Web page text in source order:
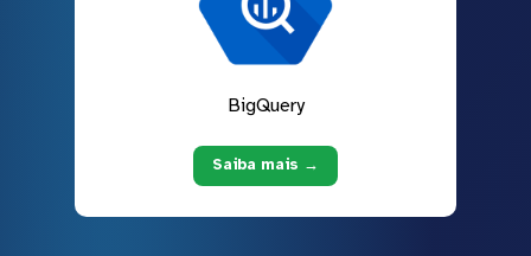
BigQuery
Saiba mais →